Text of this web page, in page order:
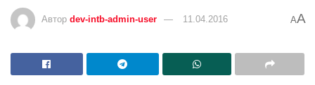
Автор dev-intb-admin-user 11.04.2016 AA